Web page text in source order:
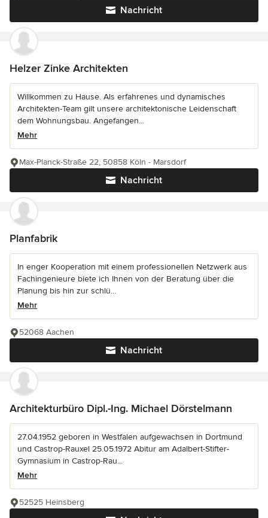
Nachricht
Helzer Zinke Architekten
Willkommen zu Hause. Als erfahrenes und dynamisches
Architekten-Team gilt unsere architektonische Leidenschaft
dem Wohnungsbau. Angefangen...
Mehr
Nachricht
Max-Planck-Straße 22, 50858 Köln - Marsdorf
Planfabrik
In enger Kooperation mit einem professionellen Netzwerk aus
Fachingenieure biete ich Ihnen von der Beratung über die
Planung bis hin zur schlü...
Mehr
Nachricht
52068 Aachen
Architekturbüro Dipl.-Ing. Michael Dörstelmann
27.04.1952 geboren in Westfalen aufgewachsen in Dortmund
und Castrop-Rauxel 25.05.1972 Abitur am Adalbert-Stifter-
Gymnasium in Castrop-Rau...
Mehr
52525 Heinsberg